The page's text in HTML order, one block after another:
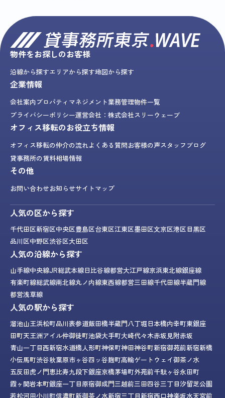
物件をお探しのお客様
沿線から探すエリアから探す地図から探す
企業情報
会社案内プロパティマネジメント業務管理物件一覧
プライバシーポリシー運営会社：株式会社スリーウェーブ
オフィス移転のお役立ち情報
オフィス移転の仲介の流れよくある質問お客様の声スタッフブログ
貸事務所の賃料相場情報
その他
お問い合わせお知らせサイトマップ
人気の区から探す
千代田区新宿区中央区豊島区台東区江東区墨田区文京区港区目黒区
品川区中野区渋谷区大田区
人気の沿線から探す
山手線中央線JR総武本線日比谷線都営大江戸線京浜東北線銀座線
有楽町線総武線南北線丸ノ内線東西線都営三田線千代田線半蔵門線
都営浅草線
人気の駅から探す
溜池山王浜松町品川表参道飯田橋半蔵門八丁堀日本橋内幸町東銀座
田町天王洲アイル仲御徒町池袋大手町大崎代々木赤坂見附赤坂
青山一丁目西新宿水道橋人形町神保町神田神谷町新宿御苑前新宿新橋
小伝馬町渋谷秋葉原市ヶ谷四ッ谷麹町高輪ゲートウェイ御茶ノ水
五反田虎ノ門恵比寿九段下銀座京橋茅場町外苑前千駄ヶ谷永田町
霞ヶ関岩本町銀座一丁目原宿御成門三越前三田四谷三丁目汐留芝公園
若松河田小川町信濃町新御茶ノ水新宿三丁目新宿西口神楽坂水天宮前